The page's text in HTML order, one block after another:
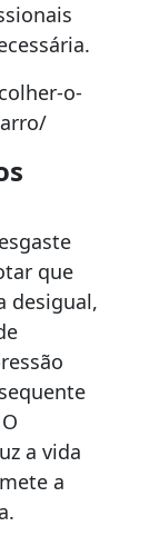
o-
que
desigual,
a vida
a